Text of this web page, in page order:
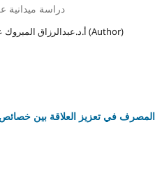
دراسة ميدانية
أ.د.عبدالرزاق المبروك عبدالله أبوفائد , أ. صالح رمضان صالح القندي (Author)
في تعزيز العلاقة بين خصائص